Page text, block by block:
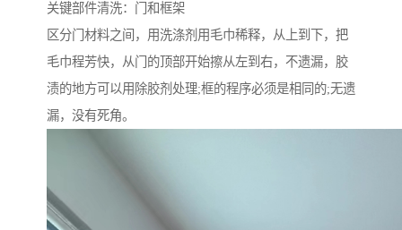
关键部件清洗：门和框架
区分门材料之间，用洗涤剂用毛巾稀释，从上到下，把
毛巾程芳快，从门的顶部开始擦从左到右，不遗漏，胶
渍的地方可以用除胶剂处理;框的程序必须是相同的;无遗
漏，没有死角。